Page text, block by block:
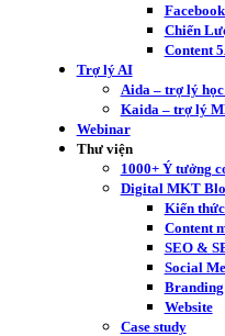
Chiến
Content
Trợ lý AI
Aida – trợ lý
Kaida – trợ lý
Webinar
Thư viện
1000+ Ý tưởng
Digital MKT
Kiến
Content
SEO &
Social
Branding
Website
Case study